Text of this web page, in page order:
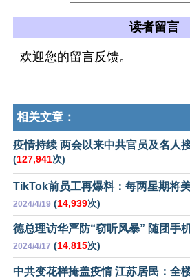
读者留言
欢迎您的留言反馈。
相关文章：
疫情持续 两会以来中共官员及名人
(127,941次)
TikTok前员工再爆料：每两星期将
2024/4/19 (14,939次)
德总理访华严防“窃听风暴” 随团手
2024/4/17 (14,815次)
中共变花样掩盖疫情 江苏居民：全